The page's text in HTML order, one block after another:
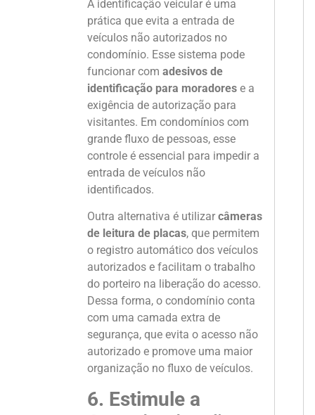
A identificação veicular é uma
prática que evita a entrada de
veículos não autorizados no
condomínio. Esse sistema pode
funcionar com adesivos de
identificação para moradorese a
exigência de autorização para
visitantes. Em condomínios com
grande fluxo de pessoas, esse
controle é essencial para impedir a
entrada de veículos não
identificados.
Outra alternativa é utilizar câmeras
de leitura de placas, que permitem
o registro automático dos veículos
autorizados e facilitam o trabalho
do porteiro na liberação do acesso.
Dessa forma, o condomínio conta
com uma camada extra de
segurança, que evita o acesso não
autorizado e promove uma maior
organização no fluxo de veículos.
6. Estimule a